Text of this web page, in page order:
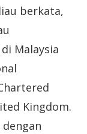
berkata,
Malaysia
Kingdom.